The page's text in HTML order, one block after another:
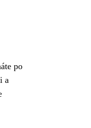
po
a